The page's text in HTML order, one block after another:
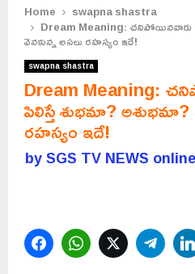
Home swapna shastra
Dream Meaning: చనిపోయినవారు
వెనకున్న అసలు రహస్యం ఇదే!
swapna shastra
Dream Meaning:
పిలిస్తే శుభమా? అశుభమా?
రహస్యం ఇదే!
bySGS TV NEWS online
FacebookWhatsAppTwitter